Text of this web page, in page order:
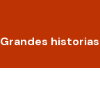
Grandes